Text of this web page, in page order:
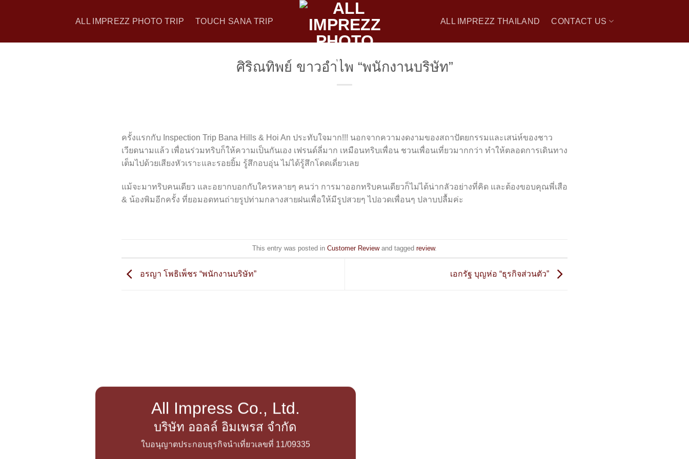
ALL IMPREZZ PHOTO TRIP TOUCH SANA TRIP ALL IMPREZZ THAILAND CONTACT US
ศิริณทิพย์ ขาวอำไพ “พนักงานบริษัท”
ครั้งแรกกับ Inspection Trip Bana Hills & Hoi An ประทับใจมาก!!! นอกจากความงดงามของสถาปัตยกรรมและเสน่ห์ของชาว
เวียดนามแล้ว เพื่อนร่วมทริบก็ให้ความเป็นกันเอง เฟรนด์ลี่มาก เหมือนทริบเพื่อน ชวนเพื่อนเที่ยวมากกว่า ทำให้ตลอดการเดินทาง
เต็มไปด้วยเสียงหัวเราะและรอยยิ้ม รู้สึกอบอุ่น ไม่ได้รู้สึกโดดเดี่ยวเลย
แม้จะมาทริบคนเดียว และอยากบอกกับใครหลายๆ คนว่า การมาออกทริบคนเดียวก็ไม่ได้น่ากลัวอย่างที่คิด และต้องขอบคุณพี่เสือ
& น้องพิมอีกครั้ง ที่ยอมอดทนถ่ายรูปท่ามกลางสายฝนเพื่อให้มีรูปสวยๆ ไปอวดเพื่อนๆ ปลาบปลื้มค่ะ
This entry was posted in Customer Reviewand tagged review.
อรญา โพธิเพ็ชร “พนักงานบริษัท” เอกรัฐ บุญห่อ “ธุรกิจส่วนตัว”
All Impress Co., Ltd.
บริษัท ออลล์ อิมเพรส จำกัด
ใบอนุญาตประกอบธุรกิจนำเที่ยวเลขที่ 11/09335